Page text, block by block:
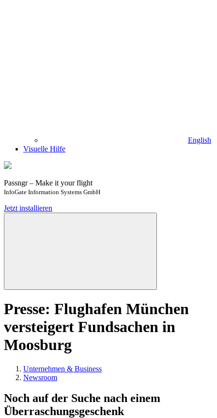
English
Visuelle Hilfe
Passngr – Make it your flight
InfoGate Information Systems GmbH
Jetzt installieren
Presse: Flughafen München
versteigert Fundsachen in
Moosburg
Unternehmen & Business
Newsroom
Noch auf der Suche nach einem
Überraschungsgeschenk